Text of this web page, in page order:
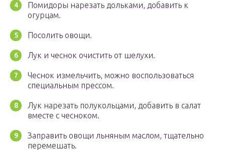
Помидоры нарезать дольками, добавить к
огурцам.
Посолить овощи.
Лук и чеснок очистить от шелухи.
Чеснок измельчить, можно воспользоваться
специальным прессом.
Лук нарезать полукольцами, добавить в салат
вместе с чесноком.
Заправить овощи льняным маслом, тщательно
перемешать.